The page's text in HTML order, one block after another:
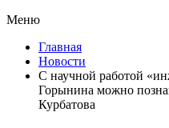
Меню
Главная
Новости
С научной работой
Горынина можно
Курбатова